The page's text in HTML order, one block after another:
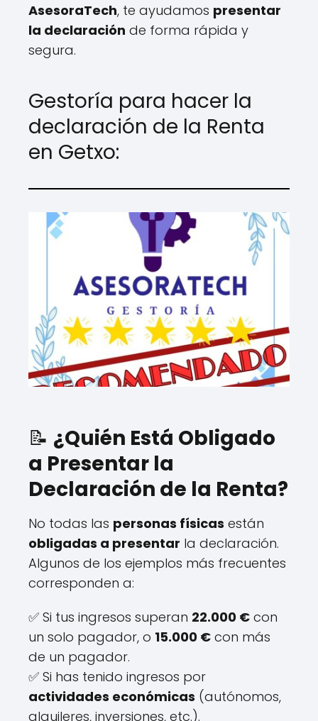
AsesoraTech, te ayudamos presentar
la declaración de forma rápida y
segura.
Gestoría para hacer la
declaración de la Renta
en Getxo:
📝 ¿Quién Está Obligado
a Presentar la
Declaración de la Renta?
No todas las personas físicas están
obligadas a presentar la declaración.
Algunos de los ejemplos más frecuentes
corresponden a:
✅ Si tus ingresos superan 22.000 € con
un solo pagador, o 15.000 € con más
de un pagador.
✅ Si has tenido ingresos por
actividades económicas (autónomos,
alquileres, inversiones, etc.).